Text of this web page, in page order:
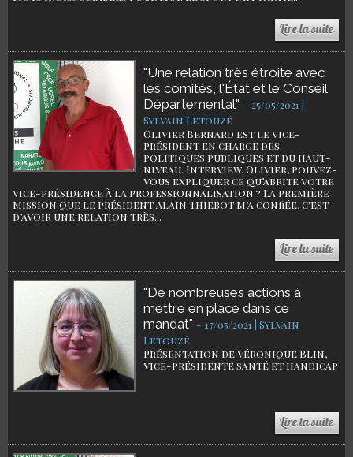
"Une relation très étroite avec
les comités, l'État et le Conseil
Départemental" - 25/05/2021 |
Sylvain Letouzé
Olivier Bernard est le vice-
président en charge des
politiques publiques et du haut-
niveau. Interview. Olivier, pouvez-
vous expliquer ce qu’abrite votre
vice-présidence à la professionnalisation ? La première
mission que le président Alain Thiebot m’a confiée, c'est
d’avoir une relation très...
"De nombreuses actions à
mettre en place dans ce
mandat" - 17/05/2021 | Sylvain
Letouzé
Présentation de Véronique Blin,
vice-présidente santé et handicap